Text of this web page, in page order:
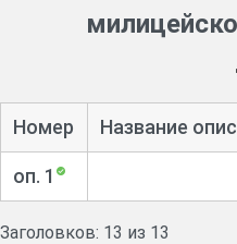
Номер Название
оп. 1
Заголовков: 13 из 13